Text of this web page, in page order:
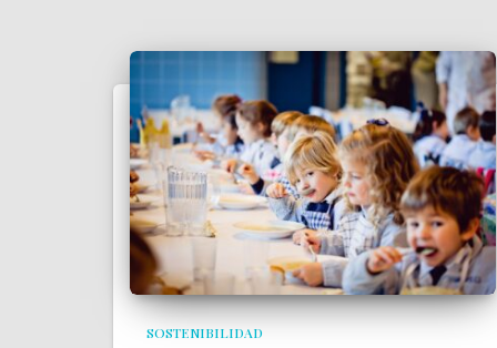
SOSTENIBILIDAD